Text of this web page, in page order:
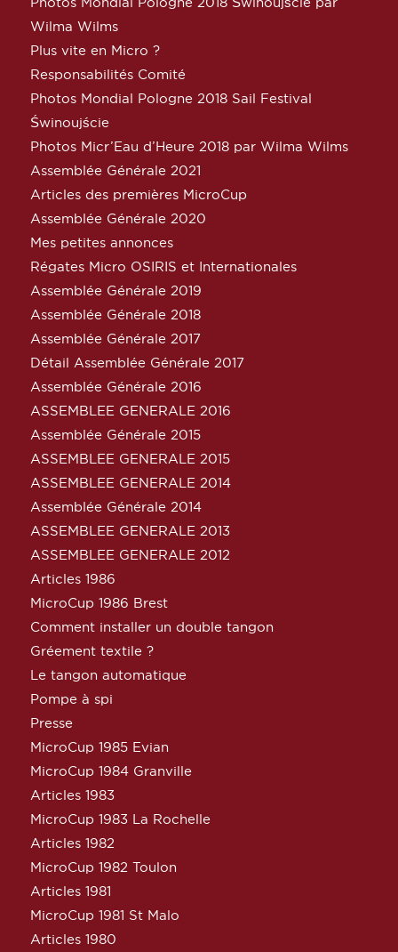
Wilma Wilms
Plus vite en Micro ?
Responsabilités Comité
Photos Mondial Pologne 2018 Sail Festival
Świnoujście
Photos Micr’Eau d’Heure 2018 par Wilma Wilms
Assemblée Générale 2021
Articles des premières MicroCup
Assemblée Générale 2020
Mes petites annonces
Régates Micro OSIRIS et Internationales
Assemblée Générale 2019
Assemblée Générale 2018
Assemblée Générale 2017
Détail Assemblée Générale 2017
Assemblée Générale 2016
ASSEMBLEE GENERALE 2016
Assemblée Générale 2015
ASSEMBLEE GENERALE 2015
ASSEMBLEE GENERALE 2014
Assemblée Générale 2014
ASSEMBLEE GENERALE 2013
ASSEMBLEE GENERALE 2012
Articles 1986
MicroCup 1986 Brest
Comment installer un double tangon
Gréement textile ?
Le tangon automatique
Pompe à spi
Presse
MicroCup 1985 Evian
MicroCup 1984 Granville
Articles 1983
MicroCup 1983 La Rochelle
Articles 1982
MicroCup 1982 Toulon
Articles 1981
MicroCup 1981 St Malo
Articles 1980